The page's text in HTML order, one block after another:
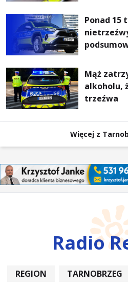
Ponad 15
Mąż
alkoholu,
trzeźwa
Więcej z
Radio
REGION TARNOBRZEG